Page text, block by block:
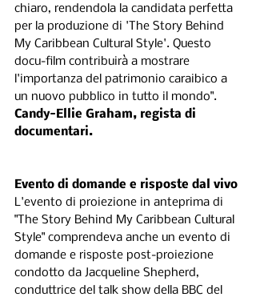
chiaro, rendendola la candidata perfetta
per la produzione di 'The Story Behind
My Caribbean Cultural Style'. Questo
docu-film contribuirà a mostrare
l'importanza del patrimonio caraibico a
un nuovo pubblico in tutto il mondo".
Candy-Ellie Graham, regista di
documentari.
Evento di domande e risposte dal vivo
L'evento di proiezione in anteprima di
"The Story Behind My Caribbean Cultural
Style" comprendeva anche un evento di
domande e risposte post-proiezione
condotto da Jacqueline Shepherd,
conduttrice del talk show della BBC del